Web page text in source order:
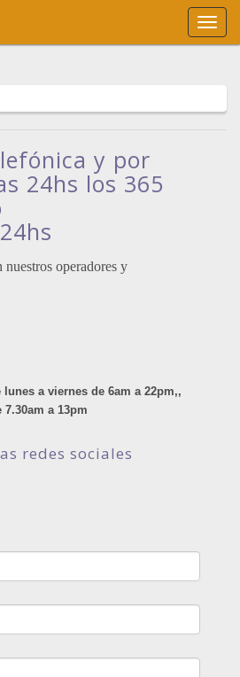
Main
Menu
y por
24hs los 365
operadores y
lunes a viernes de 6am a 22pm,,
a 13pm
redes sociales